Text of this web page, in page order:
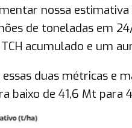
nossa
de toneladas em
acumulado e um
essas duas métricas e
baixo de 41,6 Mt